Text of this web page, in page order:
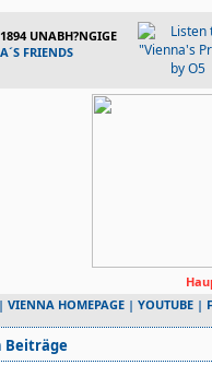
UNABH?NGIGE
FRIENDS
| VIENNA HOMEPAGE | YOUTUBE |
Beiträge